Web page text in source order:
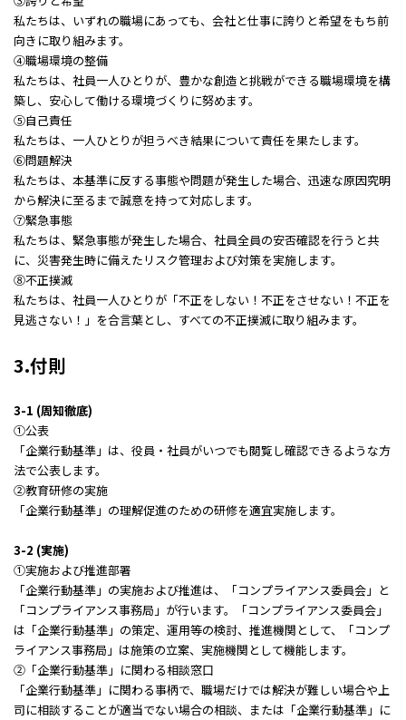
私たちは、いずれの職場にあっても、会社と仕事に誇りと希望をもち前
向きに取り組みます。
④職場環境の整備
私たちは、社員一人ひとりが、豊かな創造と挑戦ができる職場環境を構
築し、安心して働ける環境づくりに努めます。
⑤自己責任
私たちは、一人ひとりが担うべき結果について責任を果たします。
⑥問題解決
私たちは、本基準に反する事態や問題が発生した場合、迅速な原因究明
から解決に至るまで誠意を持って対応します。
⑦緊急事態
私たちは、緊急事態が発生した場合、社員全員の安否確認を行うと共
に、災害発生時に備えたリスク管理および対策を実施します。
⑧不正撲滅
私たちは、社員一人ひとりが「不正をしない！不正をさせない！不正を
見逃さない！」を合言葉とし、すべての不正撲滅に取り組みます。
3.付則
3-1 (周知徹底)
①公表
「企業行動基準」は、役員・社員がいつでも閲覧し確認できるような方
法で公表します。
②教育研修の実施
「企業行動基準」の理解促進のための研修を適宜実施します。
3-2 (実施)
①実施および推進部署
「企業行動基準」の実施および推進は、「コンプライアンス委員会」と
「コンプライアンス事務局」が行います。「コンプライアンス委員会」
は「企業行動基準」の策定、運用等の検討、推進機関として、「コンプ
ライアンス事務局」は施策の立案、実施機関として機能します。
②「企業行動基準」に関わる相談窓口
「企業行動基準」に関わる事柄で、職場だけでは解決が難しい場合や上
司に相談することが適当でない場合の相談、または「企業行動基準」に